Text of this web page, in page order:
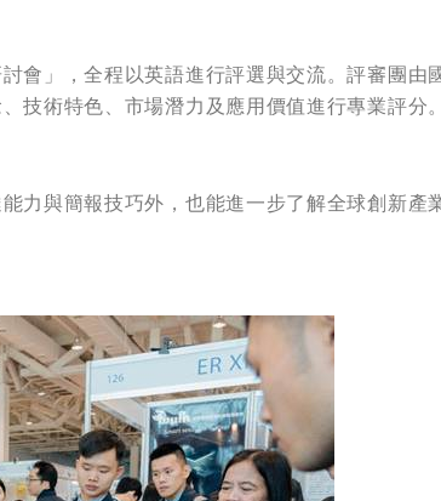
會」，全程以英語進行評選與交流。評審團由
技術特色、市場潛力及應用價值進行專業評分。
力與簡報技巧外，也能進一步了解全球創新產